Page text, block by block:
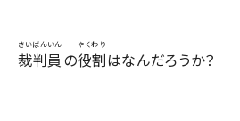
裁判員
さいばんいん
の役割
やくわり
はなんだろうか？